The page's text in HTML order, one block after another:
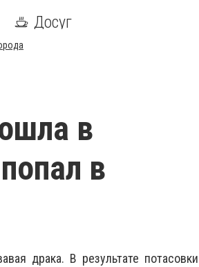
Досуг
в
в
драка. В результате потасовки